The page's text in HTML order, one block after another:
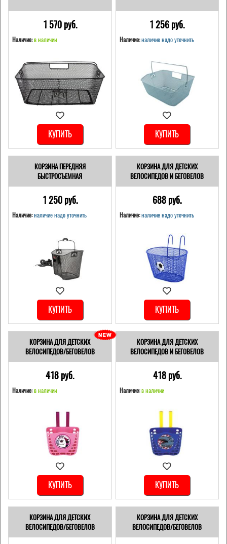
1 570 pуб.
Наличие:в наличии
КУПИТЬ
1 256 pуб.
Наличие: наличие надо уточнить
КУПИТЬ
КОРЗИНА ПЕРЕДНЯЯ
БЫСТРОСЪЕМНАЯ
1 250 pуб.
Наличие:наличие надо уточнить
КУПИТЬ
КОРЗИНА ДЛЯ ДЕТСКИХ
ВЕЛОСИПЕДОВ И БЕГОВЕЛОВ
688 pуб.
Наличие: наличие надо уточнить
КУПИТЬ
КОРЗИНА ДЛЯ ДЕТСКИХ
ВЕЛОСИПЕДОВ/БЕГОВЕЛОВ
418 pуб.
Наличие:в наличии
КУПИТЬ
КОРЗИНА ДЛЯ ДЕТСКИХ
ВЕЛОСИПЕДОВ И БЕГОВЕЛОВ
418 pуб.
Наличие: в наличии
КУПИТЬ
КОРЗИНА ДЛЯ ДЕТСКИХ
ВЕЛОСИПЕДОВ/БЕГОВЕЛОВ
КОРЗИНА ДЛЯ ДЕТСКИХ
ВЕЛОСИПЕДОВ/БЕГОВЕЛОВ